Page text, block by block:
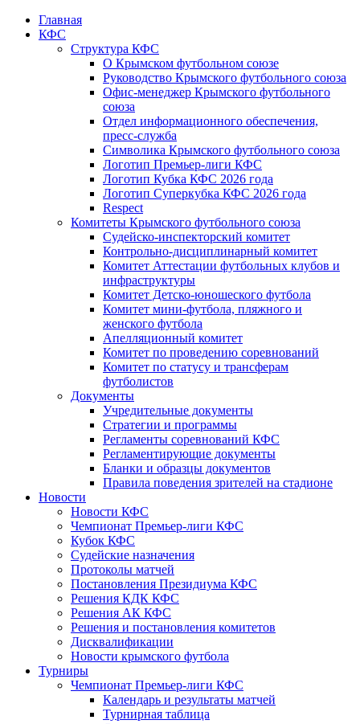
Главная
КФС
Структура КФС
О Крымском футбольном союзе
Руководство Крымского футбольного союза
Офис-менеджер Крымского футбольного
союза
Отдел информационного обеспечения,
пресс-служба
Символика Крымского футбольного союза
Логотип Премьер-лиги КФС
Логотип Кубка КФС 2026 года
Логотип Суперкубка КФС 2026 года
Respect
Комитеты Крымского футбольного союза
Судейско-инспекторский комитет
Контрольно-дисциплинарный комитет
Комитет Аттестации футбольных клубов и
инфраструктуры
Комитет Детско-юношеского футбола
Комитет мини-футбола, пляжного и
женского футбола
Апелляционный комитет
Комитет по проведению соревнований
Комитет по статусу и трансферам
футболистов
Документы
Учредительные документы
Стратегии и программы
Регламенты соревнований КФС
Регламентирующие документы
Бланки и образцы документов
Правила поведения зрителей на стадионе
Новости
Новости КФС
Чемпионат Премьер-лиги КФС
Кубок КФС
Судейские назначения
Протоколы матчей
Постановления Президиума КФС
Решения КДК КФС
Решения АК КФС
Решения и постановления комитетов
Дисквалификации
Новости крымского футбола
Турниры
Чемпионат Премьер-лиги КФС
Календарь и результаты матчей
Турнирная таблица